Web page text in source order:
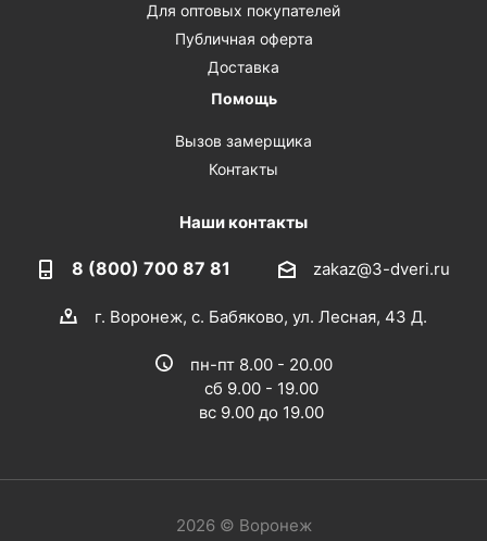
Для оптовых покупателей
Публичная оферта
Доставка
Помощь
Вызов замерщика
Контакты
Наши контакты
8 (800) 700 87 81 zakaz@3-dveri.ru
г. Воронеж, с. Бабяково, ул. Лесная, 43 Д.
пн-пт 8.00 - 20.00
сб 9.00 - 19.00
вс 9.00 до 19.00
2026 © Воронеж